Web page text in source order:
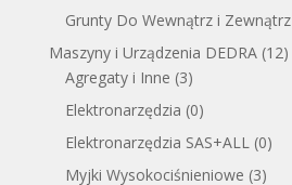
Grunty Do Wewnątrz i Zewnątrz
Maszyny i Urządzenia DEDRA (12)
Agregaty i Inne (3)
Elektronarzędzia (0)
Elektronarzędzia SAS+ALL (0)
Myjki Wysokociśnieniowe (3)